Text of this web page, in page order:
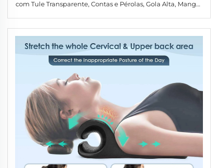
com Tule Transparente, Contas e Pérolas, Gola Alta, Mangas
Curtas e Fenda